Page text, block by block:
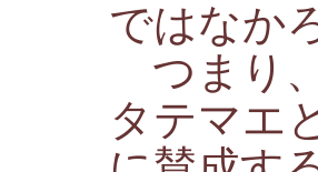
ではなか
つまり
タテマエ